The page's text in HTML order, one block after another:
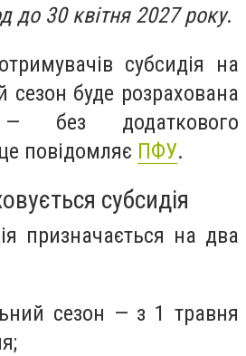
до 30 квітня 2027 року.
субсидія на
сезон буде розрахована
— без додаткового
повідомляє ПФУ.
субсидія
призначається на два
сезон — з 1 травня